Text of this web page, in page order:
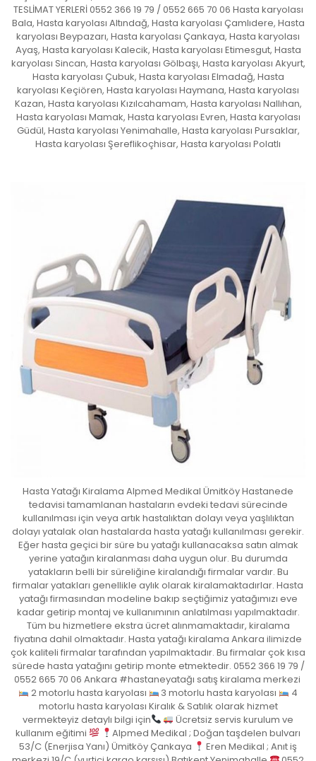
TESLİMAT YERLERİ 0552 366 19 79 / 0552 665 70 06 Hasta karyolası
Bala, Hasta karyolası Altındağ, Hasta karyolası Çamlıdere, Hasta
karyolası Beypazarı, Hasta karyolası Çankaya, Hasta karyolası
Ayaş, Hasta karyolası Kalecik, Hasta karyolası Etimesgut, Hasta
karyolası Sincan, Hasta karyolası Gölbaşı, Hasta karyolası Akyurt,
Hasta karyolası Çubuk, Hasta karyolası Elmadağ, Hasta
karyolası Keçiören, Hasta karyolası Haymana, Hasta karyolası
Kazan, Hasta karyolası Kızılcahamam, Hasta karyolası Nallıhan,
Hasta karyolası Mamak, Hasta karyolası Evren, Hasta karyolası
Güdül, Hasta karyolası Yenimahalle, Hasta karyolası Pursaklar,
Hasta karyolası Şereflikoçhisar, Hasta karyolası Polatlı
Hasta Yatağı Kiralama Alpmed Medikal Ümitköy Hastanede
tedavisi tamamlanan hastaların evdeki tedavi sürecinde
kullanılması için veya artık hastalıktan dolayı veya yaşlılıktan
dolayı yatalak olan hastalarda hasta yatağı kullanılması gerekir.
Eğer hasta geçici bir süre bu yatağı kullanacaksa satın almak
yerine yatağın kiralanması daha uygun olur. Bu durumda
yatakların belli bir süreliğine kiralandığı firmalar vardır. Bu
firmalar yatakları genellikle aylık olarak kiralamaktadırlar. Hasta
yatağı firmasından modeline bakıp seçtiğimiz yatağımızı eve
kadar getirip montaj ve kullanımının anlatılması yapılmaktadır.
Tüm bu hizmetlere ekstra ücret alınmamaktadır, kiralama
fiyatına dahil olmaktadır. Hasta yatağı kiralama Ankara ilimizde
çok kaliteli firmalar tarafından yapılmaktadır. Bu firmalar çok kısa
sürede hasta yatağını getirip monte etmektedir. 0552 366 19 79 /
0552 665 70 06 Ankara #hastaneyatağı satış kiralama merkezi
2 motorlu hasta karyolası
3 motorlu hasta karyolası
4
motorlu hasta karyolası Kiralık & Satılık olarak hizmet
vermekteyiz detaylı bilgi için
Ücretsiz servis kurulum ve
kullanım eğitimi
Alpmed Medikal ; Doğan taşdelen bulvarı
53/C (Enerjisa Yanı) Ümitköy Çankaya
Eren Medikal ; Anıt iş